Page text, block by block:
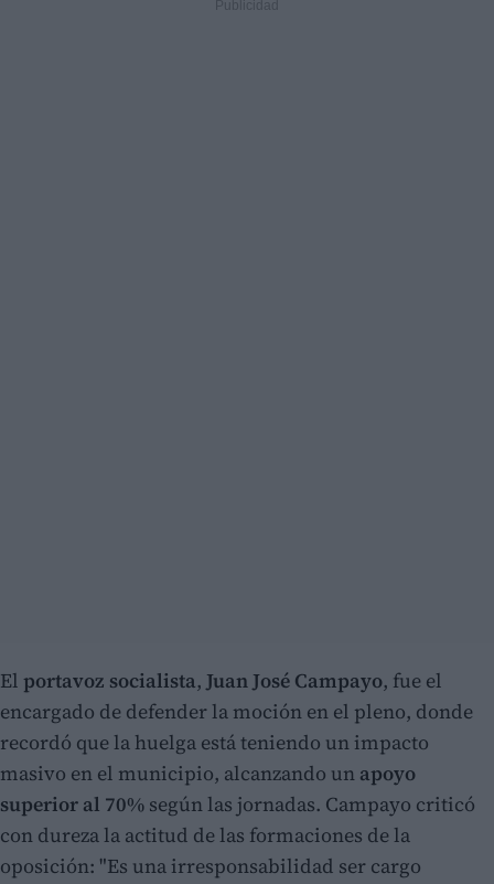
El portavoz socialista, Juan José Campayo, fue el
encargado de defender la moción en el pleno, donde
recordó que la huelga está teniendo un impacto
masivo en el municipio, alcanzando un apoyo
superior al 70% según las jornadas. Campayo criticó
con dureza la actitud de las formaciones de la
oposición: "Es una irresponsabilidad ser cargo